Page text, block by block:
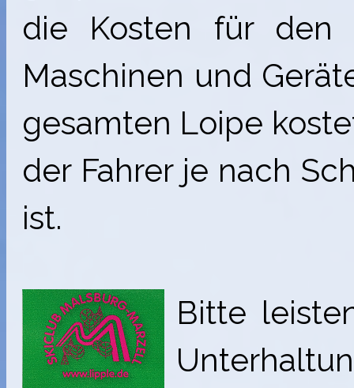
die Kosten für den
Maschinen und
gesamten Loipe
der Fahrer je nach
ist.
Bitte